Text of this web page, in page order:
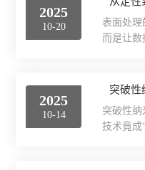
X荧光光谱XRF能量
透反射率测量仪
等离子清洗机
结构：
接触角高
征核心功
体在固体
层与基
的匹配程
性。在高
2025
10-20
表面处理
而是让数
定量地
则是回答
用，便
2025
10-14
突破性纳
技术竟成